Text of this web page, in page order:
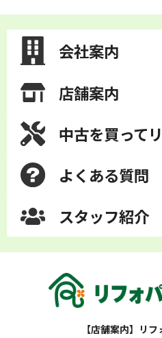
会社案内
店舗案内
中古を買って
よくある質問
スタッフ紹介
【店舗案内】リ